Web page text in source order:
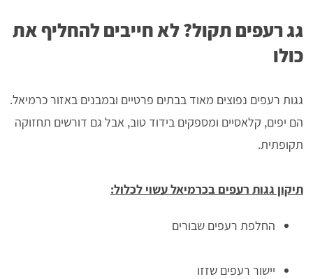
גג רעפים תקול? לא חייבים להחליף את
כולו
גגות רעפים נפוצים מאוד בבתים פרטיים ובמבנים באזור כרמיאל.
הם יפים, קלאסיים ומספקים בידוד טוב, אבל גם דורשים תחזוקה
תקופתית.
תיקון גגות רעפים בכרמיאל עשוי לכלול:
החלפת רעפים שבורים
יישור רעפים שזזו